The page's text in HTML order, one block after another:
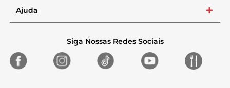
Ajuda +
Siga Nossas Redes Sociais